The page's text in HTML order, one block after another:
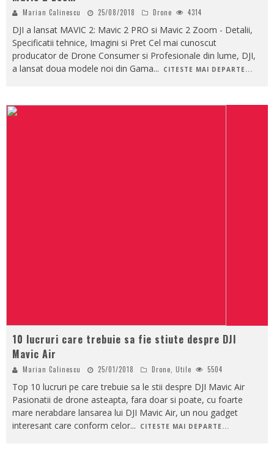
Marian Calinescu 25/08/2018 Drone 4314
DJI a lansat MAVIC 2: Mavic 2 PRO si Mavic 2 Zoom - Detalii,
Specificatii tehnice, Imagini si Pret Cel mai cunoscut
producator de Drone Consumer si Profesionale din lume, DJI,
a lansat doua modele noi din Gama... CITESTE MAI DEPARTE...
10 lucruri care trebuie sa fie stiute despre DJI
Mavic Air
Marian Calinescu 25/01/2018 Drone Utile 5504
Top 10 lucruri pe care trebuie sa le stii despre DJI Mavic Air
Pasionatii de drone asteapta, fara doar si poate, cu foarte
mare nerabdare lansarea lui DJI Mavic Air, un nou gadget
interesant care conform celor... CITESTE MAI DEPARTE...